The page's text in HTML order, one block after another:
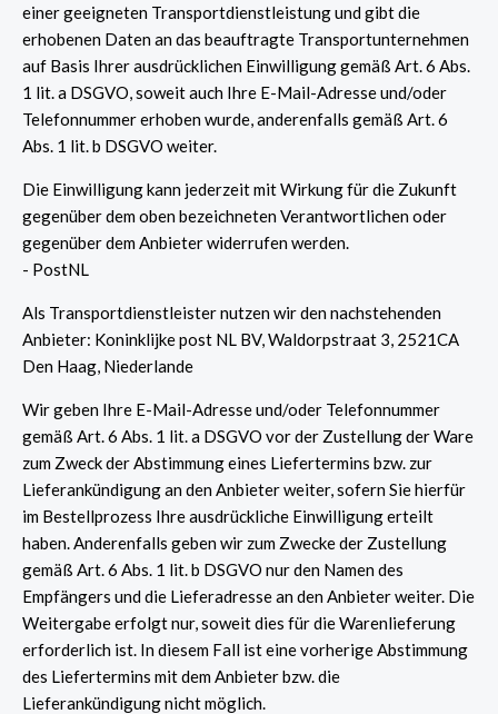
einer geeigneten Transportdienstleistung und gibt die
erhobenen Daten an das beauftragte Transportunternehmen
auf Basis Ihrer ausdrücklichen Einwilligung gemäß Art. 6 Abs.
1 lit. a DSGVO, soweit auch Ihre E-Mail-Adresse und/oder
Telefonnummer erhoben wurde, anderenfalls gemäß Art. 6
Abs. 1 lit. b DSGVO weiter.
Die Einwilligung kann jederzeit mit Wirkung für die Zukunft
gegenüber dem oben bezeichneten Verantwortlichen oder
gegenüber dem Anbieter widerrufen werden.
- PostNL
Als Transportdienstleister nutzen wir den nachstehenden
Anbieter: Koninklijke post NL BV, Waldorpstraat 3, 2521CA
Den Haag, Niederlande
Wir geben Ihre E-Mail-Adresse und/oder Telefonnummer
gemäß Art. 6 Abs. 1 lit. a DSGVO vor der Zustellung der Ware
zum Zweck der Abstimmung eines Liefertermins bzw. zur
Lieferankündigung an den Anbieter weiter, sofern Sie hierfür
im Bestellprozess Ihre ausdrückliche Einwilligung erteilt
haben. Anderenfalls geben wir zum Zwecke der Zustellung
gemäß Art. 6 Abs. 1 lit. b DSGVO nur den Namen des
Empfängers und die Lieferadresse an den Anbieter weiter. Die
Weitergabe erfolgt nur, soweit dies für die Warenlieferung
erforderlich ist. In diesem Fall ist eine vorherige Abstimmung
des Liefertermins mit dem Anbieter bzw. die
Lieferankündigung nicht möglich.